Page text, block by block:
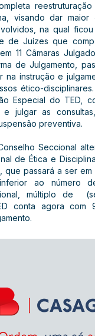
visando dar maior
na qual
de Juízes que
11 Câmaras
de Julgamento,
na instrução e
ético-
Especial do TED,
e julgar as
preventiva.
Seccional
de Ética e
que passará a ser em
inferior ao número
múltiplo de
conta agora com